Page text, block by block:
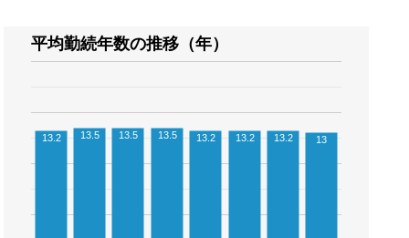
平均勤続年数の推移（年）
13.2 13.5 13.5 13.5 13.2 13.2 13.2 13